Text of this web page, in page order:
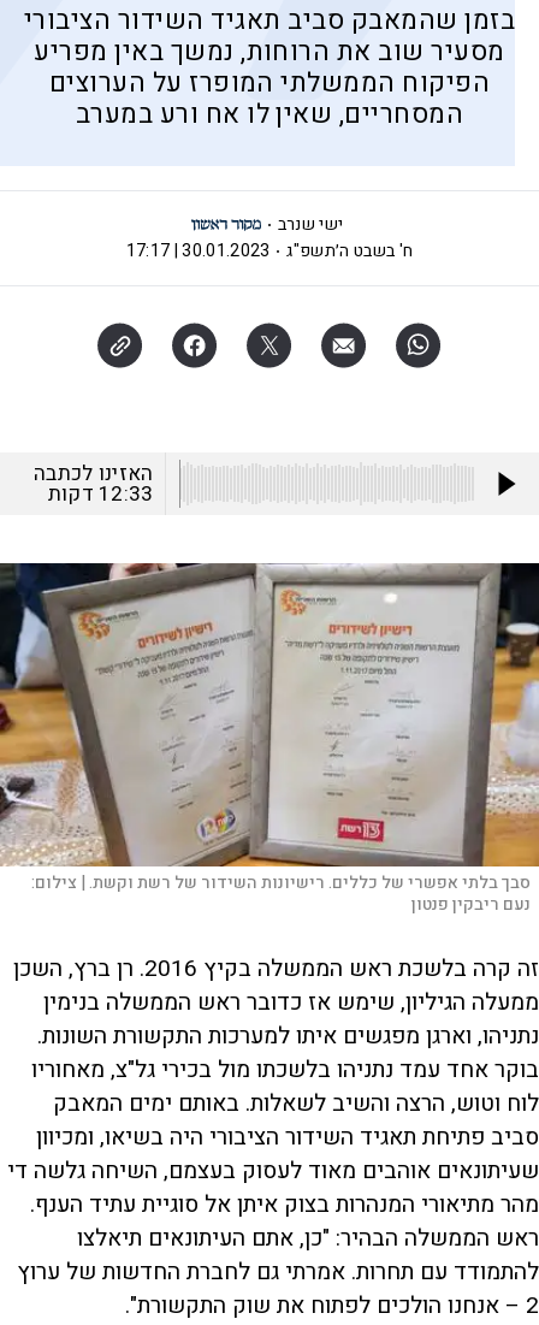
בזמן שהמאבק סביב תאגיד השידור הציבורי
מסעיר שוב את הרוחות, נמשך באין מפריע
הפיקוח הממשלתי המופרז על הערוצים
המסחריים, שאין לו אח ורע במערב
ישי שנרב
ח' בשבט ה׳תשפ"ג
30.01.2023 | 17:17
האזינו לכתבה
12:33 דקות
סבך בלתי אפשרי של כללים. רישיונות השידור של רשת וקשת. | צילום:
נעם ריבקין פנטון
זה קרה בלשכת ראש הממשלה בקיץ 2016. רן ברץ, השכן
ממעלה הגיליון, שימש אז כדובר ראש הממשלה בנימין
נתניהו, וארגן מפגשים איתו למערכות התקשורת השונות.
בוקר אחד עמד נתניהו בלשכתו מול בכירי גל"צ, מאחוריו
לוח וטוש, הרצה והשיב לשאלות. באותם ימים המאבק
סביב פתיחת תאגיד השידור הציבורי היה בשיאו, ומכיוון
שעיתונאים אוהבים מאוד לעסוק בעצמם, השיחה גלשה די
מהר מתיאורי המנהרות בצוק איתן אל סוגיית עתיד הענף.
ראש הממשלה הבהיר: "כן, אתם העיתונאים תיאלצו
להתמודד עם תחרות. אמרתי גם לחברת החדשות של ערוץ
2 – אנחנו הולכים לפתוח את שוק התקשורת".